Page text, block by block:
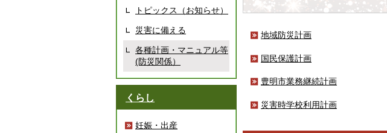
トピックス（お知らせ）
災害に備える
各種計画・マニュアル等
(防災関係）
くらし
妊娠・出産
地域防災計画
国民保護計画
豊明市業務継続計画
災害時学校利用計画